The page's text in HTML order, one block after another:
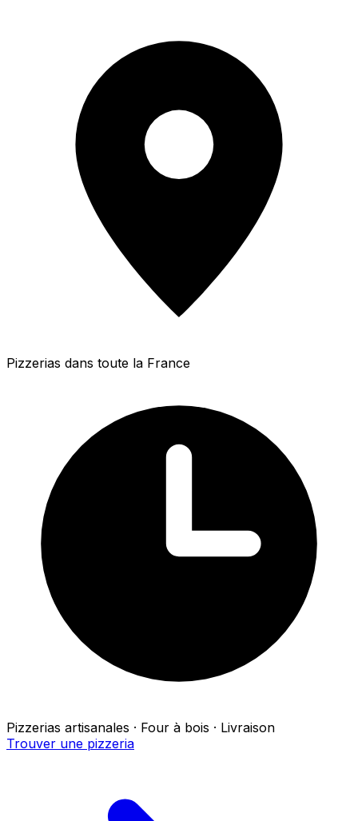
Pizzerias dans toute la France
Pizzerias artisanales · Four à bois · Livraison
Trouver une pizzeria